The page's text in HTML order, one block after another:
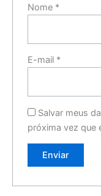
Nome *
E-mail *
Salvar meus
próxima vez que